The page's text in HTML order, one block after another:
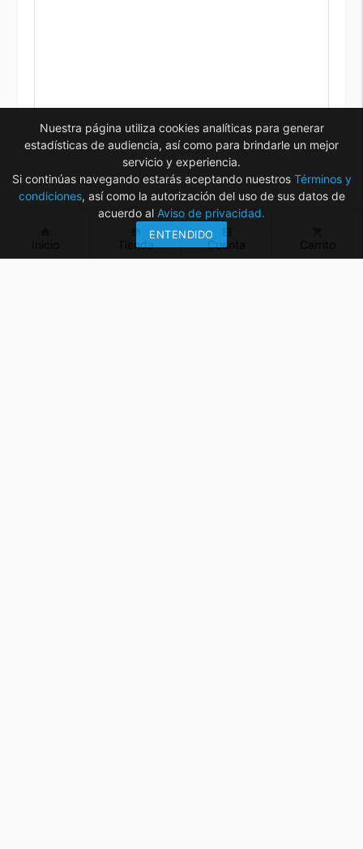
Tienda Cuenta
Nuestra página utiliza cookies analíticas para generar
estadísticas de audiencia, así como para brindarle un mejor
servicio y experiencia.
Si continúas navegando estarás aceptando nuestros Términos y
condiciones, así como la autorización del uso de sus datos de
acuerdo al Aviso de privacidad.
ENTENDIDO